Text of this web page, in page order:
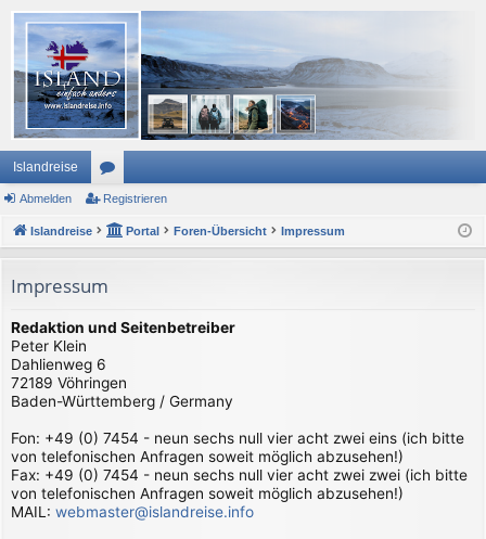
Islandreise
or
en
Abmelden Registrieren
Islandreise Portal Foren-Übersicht Impressum
Impressum
Redaktion und Seitenbetreiber
Peter Klein
Dahlienweg 6
72189 Vöhringen
Baden-Württemberg / Germany
Fon: +49 (0) 7454 - neun sechs null vier acht zwei eins (ich bitte
von telefonischen Anfragen soweit möglich abzusehen!)
Fax: +49 (0) 7454 - neun sechs null vier acht zwei zwei (ich bitte
von telefonischen Anfragen soweit möglich abzusehen!)
MAIL: webmaster@islandreise.info